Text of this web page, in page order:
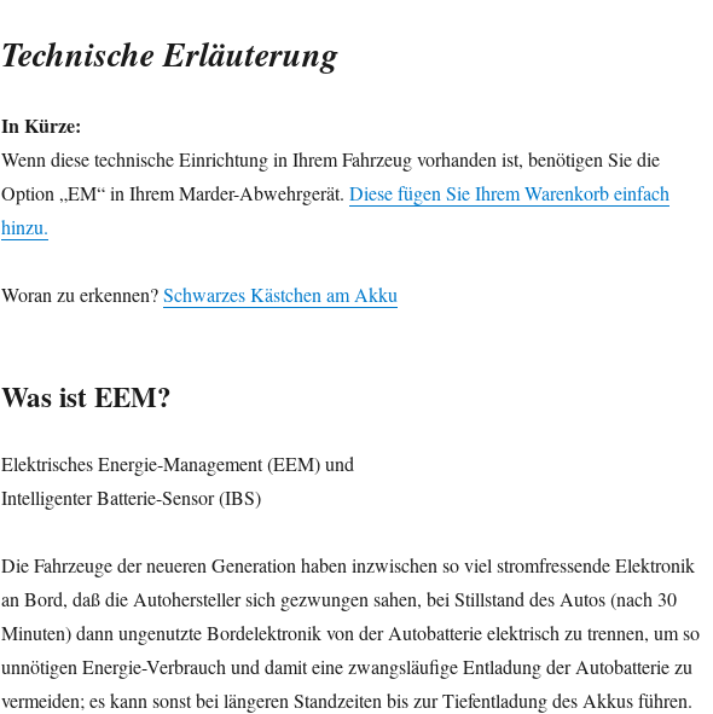
Technische Erläuterung
In Kürze:
Wenn diese technische Einrichtung in Ihrem Fahrzeug vorhanden ist, benötigen Sie die
Option „EM“ in Ihrem Marder-Abwehrgerät. Diese fügen Sie Ihrem Warenkorb einfach
hinzu.
Woran zu erkennen?Schwarzes Kästchen am Akku
Was ist EEM?
Elektrisches Energie-Management (EEM) und
Intelligenter Batterie-Sensor (IBS)
Die Fahrzeuge der neueren Generation haben inzwischen so viel stromfressende Elektronik
an Bord, daß die Autohersteller sich gezwungen sahen, bei Stillstand des Autos (nach 30
Minuten) dann ungenutzte Bordelektronik von der Autobatterie elektrisch zu trennen, um so
unnötigen Energie-Verbrauch und damit eine zwangsläufige Entladung der Autobatterie zu
vermeiden; es kann sonst bei längeren Standzeiten bis zur Tiefentladung des Akkus führen.